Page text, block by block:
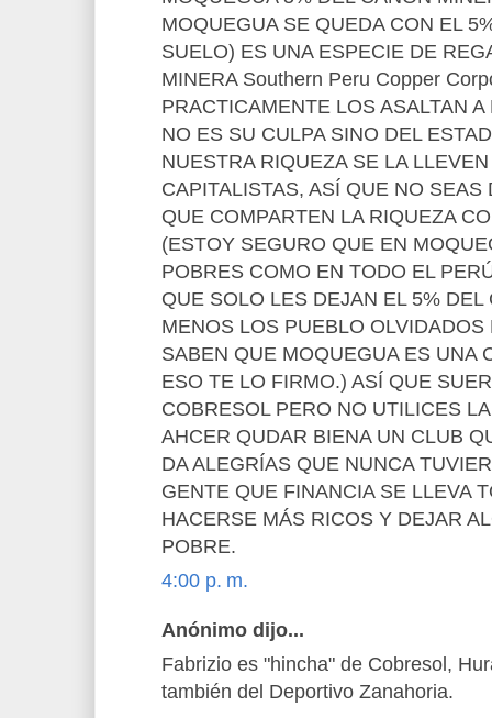
MOQUEGUA SE QUEDA CON EL
SUELO) ES UNA ESPECIE DE
MINERA Southern Peru Copper
PRACTICAMENTE LOS ASALTAN
NO ES SU CULPA SINO DEL
NUESTRA RIQUEZA SE LA
CAPITALISTAS, ASÍ QUE NO
QUE COMPARTEN LA RIQUEZA
(ESTOY SEGURO QUE EN
POBRES COMO EN TODO EL
QUE SOLO LES DEJAN EL 5%
MENOS LOS PUEBLO
SABEN QUE MOQUEGUA ES UNA
ESO TE LO FIRMO.) ASÍ QUE
COBRESOL PERO NO UTILICES
AHCER QUDAR BIENA UN CLUB
DA ALEGRÍAS QUE NUNCA
GENTE QUE FINANCIA SE LLEVA
HACERSE MÁS RICOS Y DEJAR
POBRE.
4:00 p. m.
Anónimo dijo...
Fabrizio es "hincha" de Cobresol,
también del Deportivo Zanahoria.